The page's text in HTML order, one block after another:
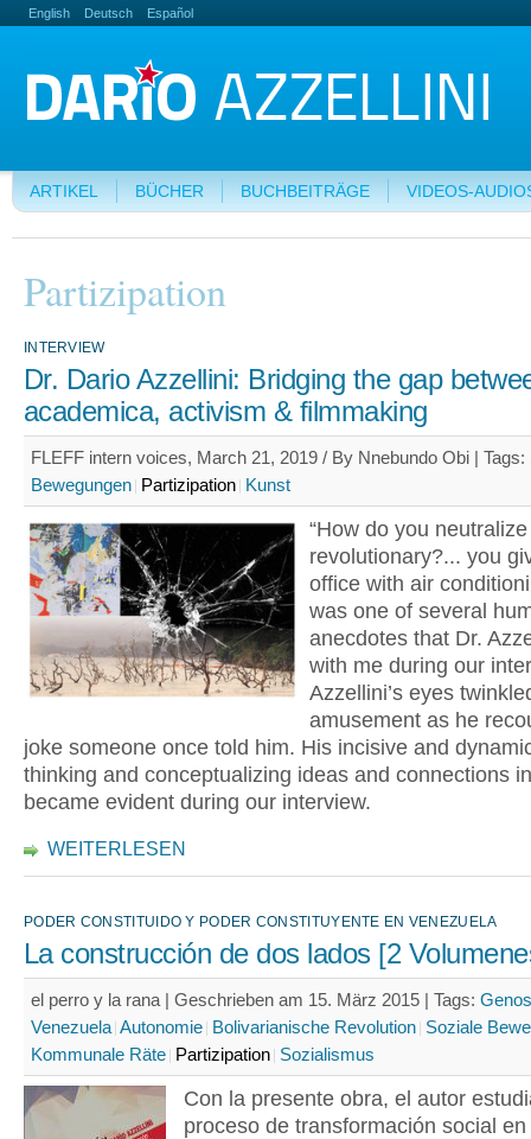
English Deutsch Español
ARTIKEL BÜCHER BUCHBEITRÄGE VIDEOS-
Partizipation
INTERVIEW
Dr. Dario Azzellini: Bridging the gap
academica, activism & filmmaking
FLEFF intern voices, March 21, 2019 / By Nnebundo Obi | Tags:
Bewegungen Partizipation Kunst
“How do you
revolutionary?... you
office with air
was one of several
anecdotes that Dr.
with me during our
Azzellini’s eyes
amusement as he
joke someone once told him. His incisive and
thinking and conceptualizing ideas and connections
became evident during our interview.
WEITERLESEN
PODER CONSTITUIDO Y PODER CONSTITUYENTE EN VENEZUELA
La construcción de dos lados [2
el perro y la rana | Geschrieben am 15. März 2015 | Tags:
Venezuela Autonomie Bolivarianische Revolution Soziale
Kommunale Räte Partizipation Sozialismus
Con la presente obra, el autor
proceso de transformación social